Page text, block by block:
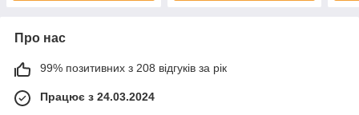
Про нас
99% позитивних з 208 відгуків за рік
Працює з 24.03.2024